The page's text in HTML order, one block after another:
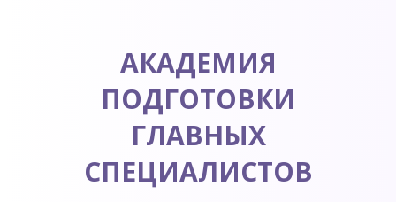
АКАДЕМИЯ
ПОДГОТОВКИ
ГЛАВНЫХ
СПЕЦИАЛИСТОВ